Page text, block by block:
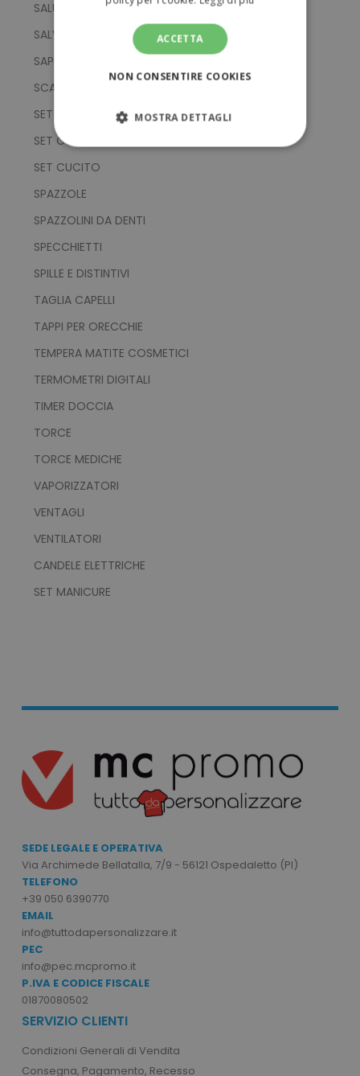
SALUTE
SALVIETTE
SAPONI
SCALDAMANI
SET BAGNO
SET COSMETICI
SET CUCITO
SPAZZOLE
SPAZZOLINI DA DENTI
SPECCHIETTI
SPILLE E DISTINTIVI
TAGLIA CAPELLI
TAPPI PER ORECCHIE
TEMPERA MATITE COSMETICI
TERMOMETRI DIGITALI
TIMER DOCCIA
TORCE
TORCE MEDICHE
VAPORIZZATORI
VENTAGLI
VENTILATORI
CANDELE ELETTRICHE
SET MANICURE
SEDE LEGALE E OPERATIVA
Via Archimede Bellatalla, 7/9 - 56121 Ospedaletto (PI)
TELEFONO
+39 050 6390770
EMAIL
info@tuttodapersonalizzare.it
PEC
info@pec.mcpromo.it
P.IVA E CODICE FISCALE
01870080502
SERVIZIO CLIENTI
Condizioni Generali di Vendita
Consegna, Pagamento, Recesso
ACCETTA
NON CONSENTIRE COOKIES
MOSTRA DETTAGLI
STRETTAMENTE NECESSARI
TARGETING
FUNZIONALITÀ
NON CLASSIFICATI
Strettamente necessari
I cookie strettamente necessari consentono le
l'accesso dell'utente e la gestione dell'account.
Il sito web non può essere utilizzato
correttamente senza i cookie strettamente
necessari.
Nome
utm_source
PHPSESSID
PHP.net
Google Privacy Policy